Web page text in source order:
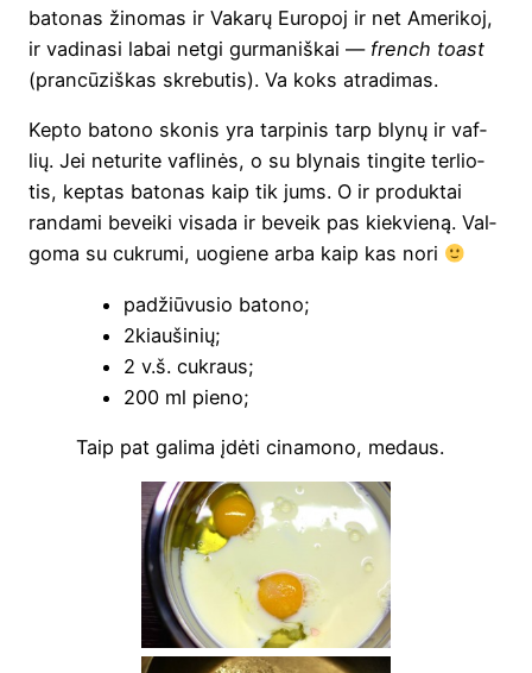
bato­nas žino­mas ir Vaka­rų Euro­poj ir net Ame­ri­koj,
ir vadi­na­si labai net­gi gur­ma­niš­kai — fren­ch toast
(pran­cū­ziš­kas skre­bu­tis). Va koks atradimas.
Kep­to bato­no sko­nis yra tar­pi­nis tarp bly­nų ir vaf­
lių. Jei netu­ri­te vaf­li­nės, o su bly­nais tin­gi­te ter­lio­
tis, kep­tas bato­nas kaip tik jums. O ir pro­duk­tai
ran­da­mi bevei­ki visa­da ir beveik pas kiek­vie­ną. Val­
go­ma su cuk­ru­mi, uogie­ne arba kaip kas nori
padžiū­vu­sio batono;
2kiaušinių;
2 v.š. cukraus;
200 ml pieno;
Taip pat gali­ma įdė­ti cina­mo­no, medaus.